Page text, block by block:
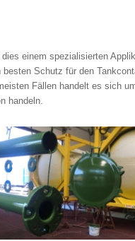
einem spezialisierten
Schutz für den
Fällen handelt es sich
handeln.